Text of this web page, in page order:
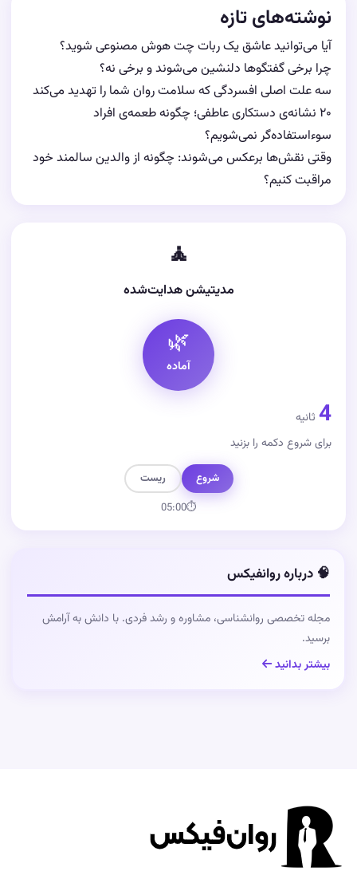
نوشته‌های تازه
آیا می‌توانید عاشق یک ربات چت هوش مصنوعی شوید؟
چرا برخی گفتگوها دلنشین می‌شوند و برخی نه؟
سه علت اصلی افسردگی که سلامت روان شما را تهدید می‌کند
۲۰ نشانه‌ی دستکاری عاطفی؛ چگونه طعمه‌ی افراد
سوءاستفاده‌گر نمی‌شویم؟
وقتی نقش‌ها برعکس می‌شوند: چگونه از والدین سالمند خود
مراقبت کنیم؟
🧘
مدیتیشن هدایت‌شده
🌿
آماده
4 ثانیه
برای شروع دکمه را بزنید
شروع
ریست
⏱
05:00
🧠 درباره روانفیکس
مجله تخصصی روانشناسی، مشاوره و رشد فردی. با دانش به آرامش
برسید.
بیشتر بدانید